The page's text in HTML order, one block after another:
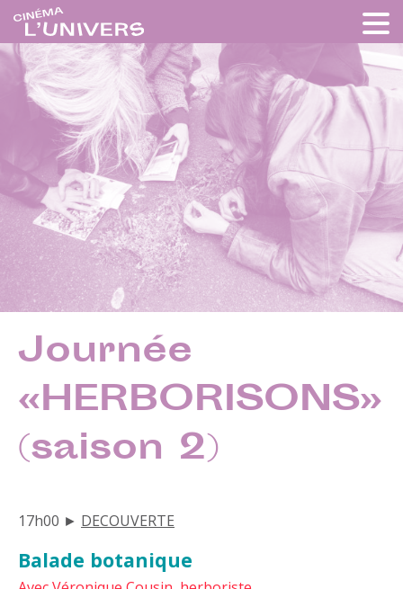
Journée
«HERBORISONS»
(saison 2)
17h00 ► DECOUVERTE
Balade botanique